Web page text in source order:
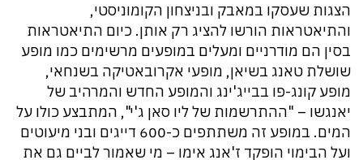
הצגות שעסקו במאבק ובניצחון הקומוניסטי,
והתיאטראות הורשו להציג רק אותן. כיום התיאטראות
בסין הם מודרניים ומעלים במופעים מרשימים כמו מופע
שושלת טאנג בשיאן, מופעי אקרובאטיקה בשנחאי,
מופע קונג-פו בבייג'ינג והמופע החדש והמרהיב של
יאנגשו – "ההתרשמות של ליו סאן ג'י", המתבצע כולו על
המים. במופע זה משתתפים כ-600 דייגים ובני מיעוטים
ועל הבימוי הופקד ז'אנג אימו – מי שאמור לביים גם את